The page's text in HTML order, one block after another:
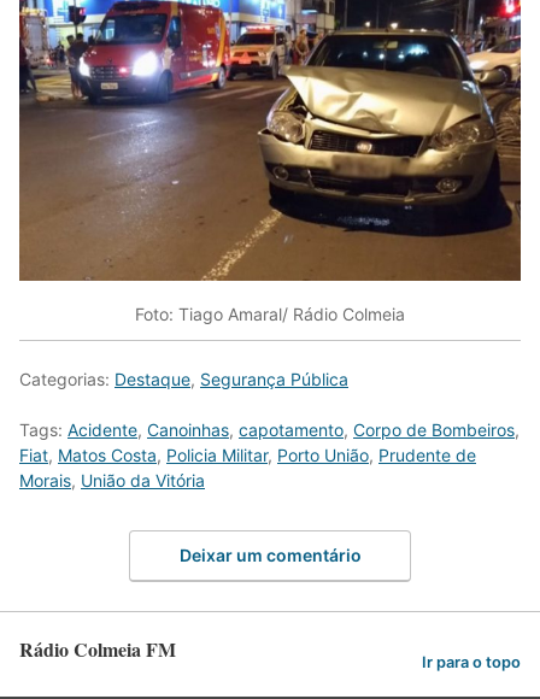
Foto: Tiago Amaral/ Rádio Colmeia
Categorias: Destaque, Segurança Pública
Tags: Acidente, Canoinhas, capotamento, Corpo de Bombeiros,
Fiat, Matos Costa, Policia Militar, Porto União, Prudente de
Morais, União da Vitória
Deixar um comentário
Rádio Colmeia FM Ir para o topo